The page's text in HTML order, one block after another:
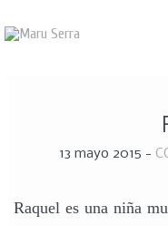
13 mayo 2015 -
Raquel es una niña